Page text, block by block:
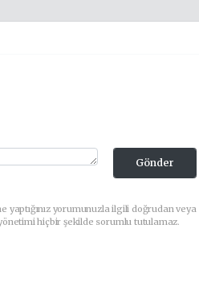
Gönder
yaptığınız yorumunuzla ilgili doğrudan veya
hiçbir şekilde sorumlu tutulamaz.